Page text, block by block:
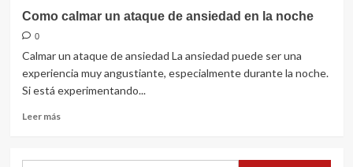
Como calmar un ataque de ansiedad en la noche
0
Calmar un ataque de ansiedad La ansiedad puede ser una
experiencia muy angustiante, especialmente durante la noche.
Si está experimentando...
Leer másLeer
Como